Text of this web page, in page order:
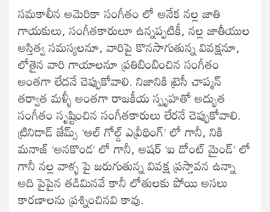
సమకాలీన అమెరికా సంగీతం లో అనేక నల్ల జాతి
గాయకులు, సంగీతకారులూ ఉన్నప్పటికీ, నల్ల జాతీయుల
అస్తిత్వ సమస్యలనూ, వారిపై కొనసాగుతున్న వివక్షనూ,
లోతైన వారి గాయాలనూ ప్రతిబింబించిన సంగీతం
అంతగా లేదనే చెప్పుకోవాలి. నిజానికి ట్రెసీ చాప్మన్
తర్వాత మళ్ళీ అంతగా రాజకీయ స్పృహతో అద్భుత
సంగీతం సృష్టించిన సంగీతకారులు లేరనే చెప్పుకోవాలి.
ట్రినిడాడ్ జేమ్స్ ‘ఆల్ గోల్డ్ ఎవ్రీథింగ్’ లో గానీ, నికి
మనాజ్ ‘అనకొండ’ లో గానీ, అషర్ ‘ఐ డోంట్ మైండ్’ లో
గానీ నల్ల వాళ్ళ పై జరుగుతున్న వివక్ష ప్రస్తావన ఉన్నా
అది పైపైన తడిమినవే కానీ లోతులకు పోయి అసలు
కారణాలను ప్రశ్నించినవి కావు.